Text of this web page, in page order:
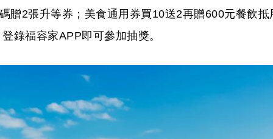
贈2張升等券；美食通用券買10送2再贈600元餐飲抵
錄福容家APP即可參加抽獎。